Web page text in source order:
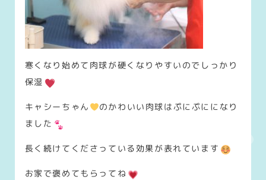
寒くなり始めて肉球が硬くなりやすいのでしっかり
保湿
キャシーちゃん
のかわいい肉球はぷにぷにになり
ました
長く続けてくださっている効果が表れています
お家で褒めてもらってね